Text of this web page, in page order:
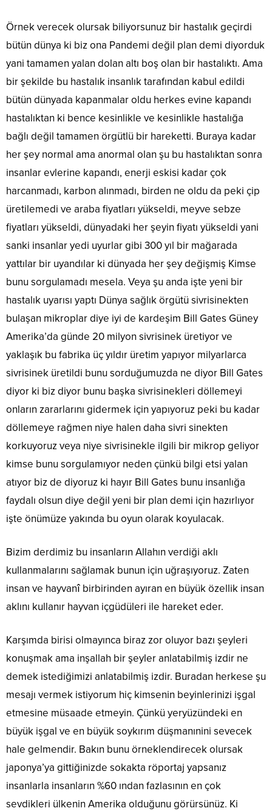
Örnek verecek olursak biliyorsunuz bir hastalık geçirdi
bütün dünya ki biz ona Pandemi değil plan demi diyorduk
yani tamamen yalan dolan altı boş olan bir hastalıktı. Ama
bir şekilde bu hastalık insanlık tarafından kabul edildi
bütün dünyada kapanmalar oldu herkes evine kapandı
hastalıktan ki bence kesinlikle ve kesinlikle hastalığa
bağlı değil tamamen örgütlü bir hareketti. Buraya kadar
her şey normal ama anormal olan şu bu hastalıktan sonra
insanlar evlerine kapandı, enerji eskisi kadar çok
harcanmadı, karbon alınmadı, birden ne oldu da peki çip
üretilemedi ve araba fiyatları yükseldi, meyve sebze
fiyatları yükseldi, dünyadaki her şeyin fiyatı yükseldi yani
sanki insanlar yedi uyurlar gibi 300 yıl bir mağarada
yattılar bir uyandılar ki dünyada her şey değişmiş Kimse
bunu sorgulamadı mesela. Veya şu anda işte yeni bir
hastalık uyarısı yaptı Dünya sağlık örgütü sivrisinekten
bulaşan mikroplar diye iyi de kardeşim Bill Gates Güney
Amerika’da günde 20 milyon sivrisinek üretiyor ve
yaklaşık bu fabrika üç yıldır üretim yapıyor milyarlarca
sivrisinek üretildi bunu sorduğumuzda ne diyor Bill Gates
diyor ki biz diyor bunu başka sivrisinekleri döllemeyi
onların zararlarını gidermek için yapıyoruz peki bu kadar
döllemeye rağmen niye halen daha sivri sinekten
korkuyoruz veya niye sivrisinekle ilgili bir mikrop geliyor
kimse bunu sorgulamıyor neden çünkü bilgi etsi yalan
atıyor biz de diyoruz ki hayır Bill Gates bunu insanlığa
faydalı olsun diye değil yeni bir plan demi için hazırlıyor
işte önümüze yakında bu oyun olarak koyulacak.
Bizim derdimiz bu insanların Allahın verdiği aklı
kullanmalarını sağlamak bunun için uğraşıyoruz. Zaten
insan ve hayvanî birbirinden ayıran en büyük özellik insan
aklını kullanır hayvan içgüdüleri ile hareket eder.
Karşımda birisi olmayınca biraz zor oluyor bazı şeyleri
konuşmak ama inşallah bir şeyler anlatabilmiş izdir ne
demek istediğimizi anlatabilmiş izdir. Buradan herkese şu
mesajı vermek istiyorum hiç kimsenin beyinlerinizi işgal
etmesine müsaade etmeyin. Çünkü yeryüzündeki en
büyük işgal ve en büyük soykırım düşmanınini sevecek
hale gelmendir. Bakın bunu örneklendirecek olursak
japonya’ya gittiğinizde sokakta röportaj yapsanız
insanlarla insanların %60 ından fazlasının en çok
sevdikleri ülkenin Amerika olduğunu görürsünüz. Ki